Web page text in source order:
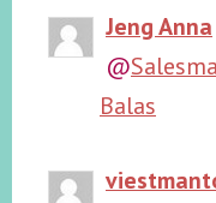
Jeng Anna
@
Balas